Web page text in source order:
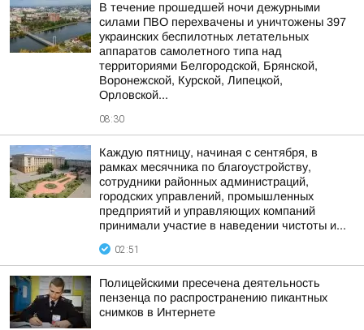
В течение прошедшей ночи дежурными
силами ПВО перехвачены и уничтожены 397
украинских беспилотных летательных
аппаратов самолетного типа над
территориями Белгородской, Брянской,
Воронежской, Курской, Липецкой,
Орловской...
08:30
Каждую пятницу, начиная с сентября, в
рамках месячника по благоустройству,
сотрудники районных администраций,
городских управлений, промышленных
предприятий и управляющих компаний
принимали участие в наведении чистоты и...
02:51
Полицейскими пресечена деятельность
пензенца по распространению пикантных
снимков в Интернете